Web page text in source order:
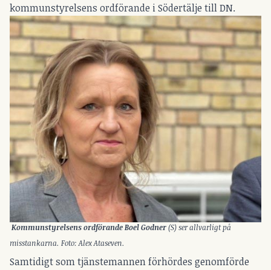
kommunstyrelsens ordförande i Södertälje tillDN.
Kommunstyrelsens ordförande Boel Godner(S) ser allvarligt på
misstankarna. Foto: Alex Ataseven.
Samtidigt som tjänstemannen förhördes genomförde